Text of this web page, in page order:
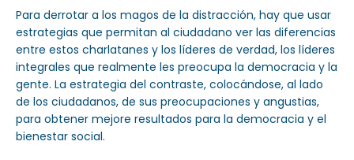
Para derrotar a los magos de la distracción, hay que usar
estrategias que permitan al ciudadano ver las diferencias
entre estos charlatanes y los líderes de verdad, los líderes
integrales que realmente les preocupa la democracia y la
gente. La estrategia del contraste, colocándose, al lado
de los ciudadanos, de sus preocupaciones y angustias,
para obtener mejore resultados para la democracia y el
bienestar social.